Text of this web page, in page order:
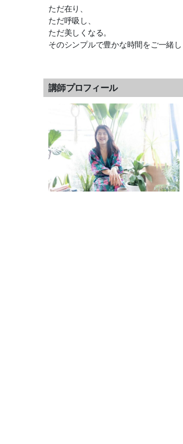
ただ在り、
ただ呼吸し、
ただ美しくなる。
そのシンプルで豊かな時間をご一緒し
講師プロフィール